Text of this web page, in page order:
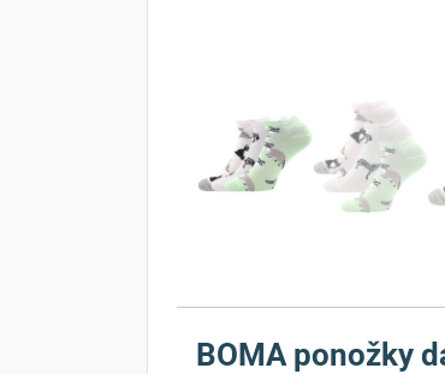
BOMA ponožky